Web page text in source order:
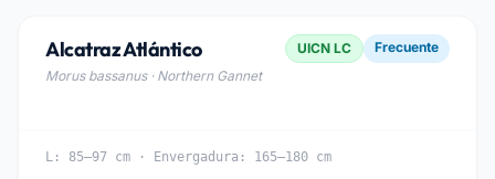
Alcatraz Atlántico
Morus bassanus · Northern Gannet
UICN LC Frecuente
L: 85–97 cm · Envergadura: 165–180 cm